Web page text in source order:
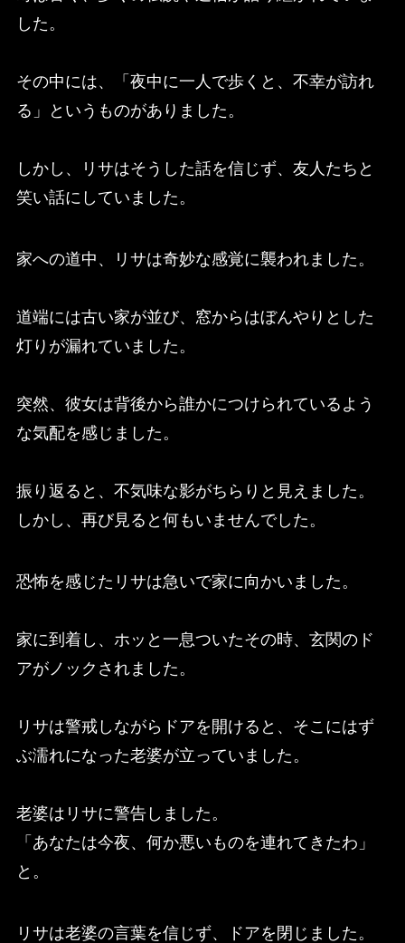
した。
その中には、「夜中に一人で歩くと、不幸が訪れ
る」というものがありました。
しかし、リサはそうした話を信じず、友人たちと
笑い話にしていました。
家への道中、リサは奇妙な感覚に襲われました。
道端には古い家が並び、窓からはぼんやりとした
灯りが漏れていました。
突然、彼女は背後から誰かにつけられているよう
な気配を感じました。
振り返ると、不気味な影がちらりと見えました。
しかし、再び見ると何もいませんでした。
恐怖を感じたリサは急いで家に向かいました。
家に到着し、ホッと一息ついたその時、玄関のド
アがノックされました。
リサは警戒しながらドアを開けると、そこにはず
ぶ濡れになった老婆が立っていました。
老婆はリサに警告しました。
「あなたは今夜、何か悪いものを連れてきたわ」
と。
リサは老婆の言葉を信じず、ドアを閉じました。